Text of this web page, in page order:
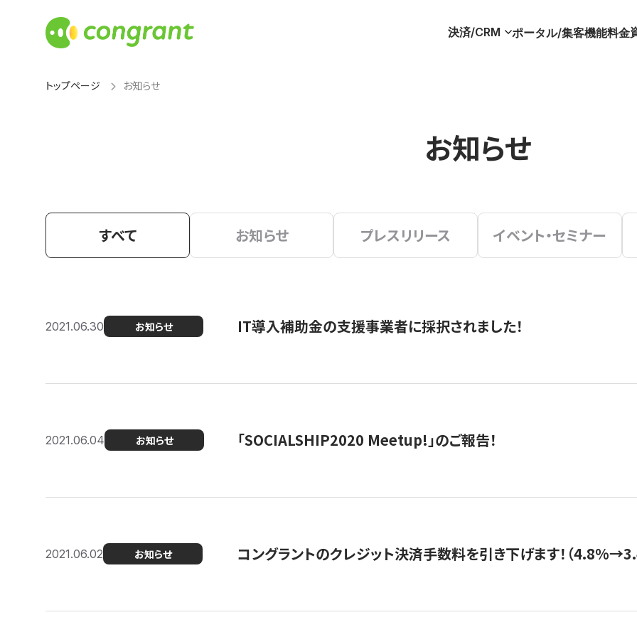
決済/CRM ポータル/集客機能料金
トップページ お知らせ
お知らせ
すべて お知らせ プレスリリース イベント・セミナー
2021.06.30 お知らせ IT導入補助金の支援事業者に採択されました！
2021.06.04 お知らせ 「SOCIALSHIP2020 Meetup!」のご報告！
2021.06.02 お知らせ コングラントのクレジット決済手数料を引き下げます！（